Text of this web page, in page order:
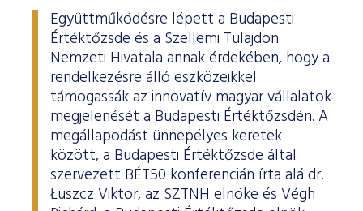
Együttműködésre lépett a Budapesti
Értéktőzsde és a Szellemi Tulajdon
Nemzeti Hivatala annak érdekében, hogy a
rendelkezésre álló eszközeikkel
támogassák az innovatív magyar vállalatok
megjelenését a Budapesti Értéktőzsdén. A
megállapodást ünnepélyes keretek
között, a Budapesti Értéktőzsde által
szervezett BÉT50 konferencián írta alá dr.
Łuszcz Viktor, az SZTNH elnöke és Végh